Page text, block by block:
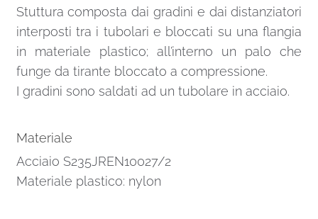
Stuttura composta dai gradini e dai distanziatori
interposti tra i tubolari e bloccati su una flangia
in materiale plastico; all’interno un palo che
funge da tirante bloccato a compressione.
I gradini sono saldati ad un tubolare in acciaio.
Materiale
Acciaio S235JREN10027/2
Materiale plastico: nylon